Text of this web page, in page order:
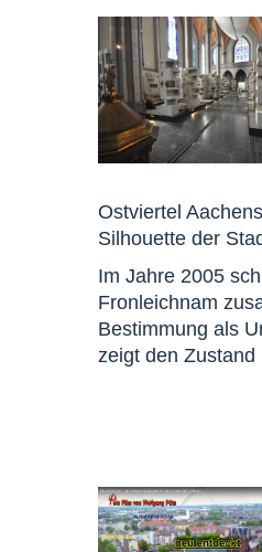
Ostviertel
Silhouette der
Im Jahre 2005
Fronleichnam
Bestimmung als
zeigt den